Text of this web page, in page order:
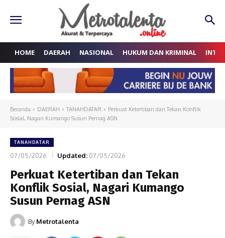
HOME DAERAH NASIONAL HUKUM DAN KRIMINAL
Beranda DAERAH TANAHDATAR
Perkuat Ketertiban dan Tekan Konflik
Sosial, Nagari Kumango Susun Pernag ASN
TANAHDATAR
07/05/2026 Updated: 07/05/2026
Perkuat Ketertiban dan Tekan
Konflik Sosial, Nagari Kumango
Susun Pernag ASN
By Metrotalenta